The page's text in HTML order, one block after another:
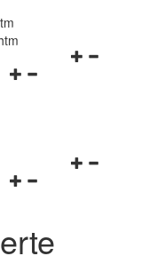
Navigationsmenü
Navigationsmenü
schließen